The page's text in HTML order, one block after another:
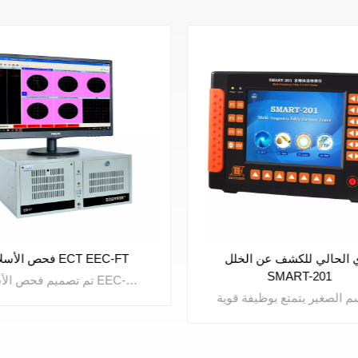
فحص الأسلاك ECT EEC-FT
تم تصميم فحص الأسلاك EEC-FT ECT مع 5 قنوات اختبار مستقلة يمكنها اختبار 5 خطوط في نفس الوقت. يمكن التحكم في بداية ونهاية كل قناة على حدة. نظام التقرير القوي الاختياري يجعل تحليل بيانات الاختبار سهلاً. يتم استخدامه على نطاق واسع لفحص أسلاك التنغستن وفحص أسلاك الموليبدينوم.
الحالي للكشف عن الخلل
SMART-201